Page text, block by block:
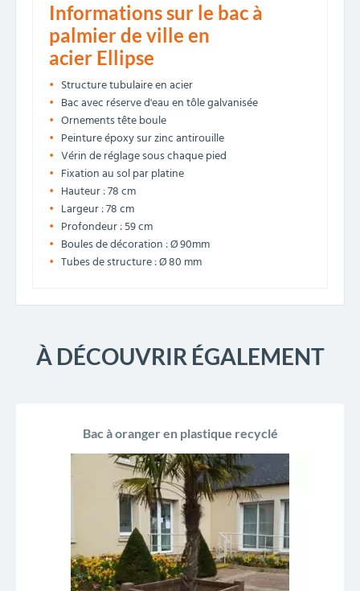
Informations sur le bac à
palmier de ville en
acier Ellipse
Structure tubulaire en acier
Bac avec réserve d'eau en tôle galvanisée
Ornements tête boule
Peinture époxy sur zinc antirouille
Vérin de réglage sous chaque pied
Fixation au sol par platine
Hauteur : 78 cm
Largeur : 78 cm
Profondeur : 59 cm
Boules de décoration : Ø 90mm
Tubes de structure : Ø 80 mm
À DÉCOUVRIR ÉGALEMENT
Bac à oranger en plastique recyclé